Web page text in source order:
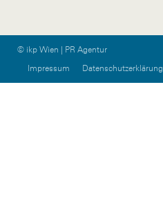
© ikp Wien | PR Agentur
Impressum
Datenschutzerklärung